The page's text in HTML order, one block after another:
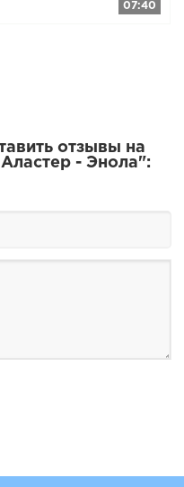
07:40
отзывы на
- Энола":